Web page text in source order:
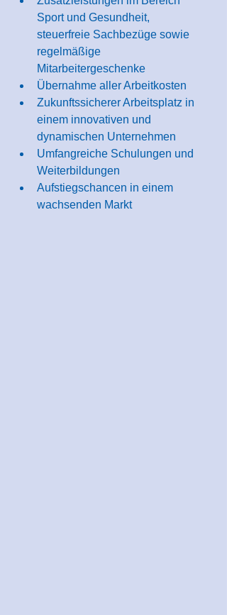
Sport und Gesundheit,
steuerfreie Sachbezüge sowie
regelmäßige
Mitarbeitergeschenke
Übernahme aller Arbeitkosten
Zukunftssicherer Arbeitsplatz in
einem innovativen und
dynamischen Unternehmen
Umfangreiche Schulungen und
Weiterbildungen
Aufstiegschancen in einem
wachsenden Markt